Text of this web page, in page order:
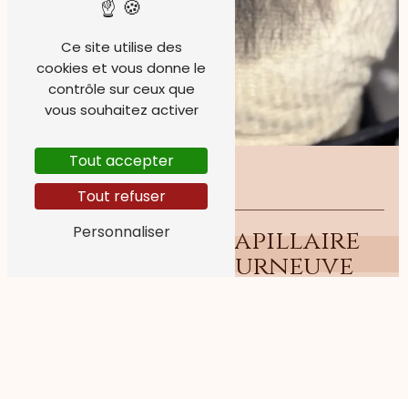
Traitement capillaire
près de La Courneuve
Ce site utilise des
cookies et vous donne le
contrôle sur ceux que
vous souhaitez activer
Tout accepter
Tout refuser
Personnaliser